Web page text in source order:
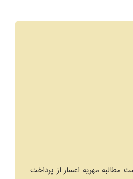
مطالبه مهریه اعسار از پرداخت